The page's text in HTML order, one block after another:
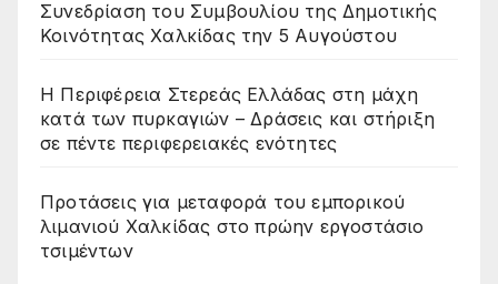
Συνεδρίαση του Συμβουλίου της Δημοτικής
Κοινότητας Χαλκίδας την 5 Αυγούστου
Η Περιφέρεια Στερεάς Ελλάδας στη μάχη
κατά των πυρκαγιών – Δράσεις και στήριξη
σε πέντε περιφερειακές ενότητες
Προτάσεις για μεταφορά του εμπορικού
λιμανιού Χαλκίδας στο πρώην εργοστάσιο
τσιμέντων